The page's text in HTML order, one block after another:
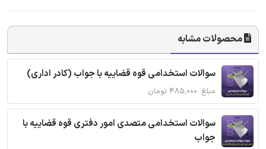
محصولات مشابه
سوالات استخدامی قوه قضاییه با جواب (کادر اداری)
مبلغ: ۴۸۵,۰۰۰ تومان
سوالات استخدامی متصدی امور دفتری قوه قضاییه با
جواب